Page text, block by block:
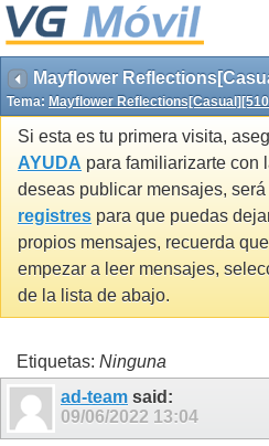
Mayflower
Tema: Mayflower
Si esta es tu primera visita,
AYUDA para familiarizarte con
deseas publicar mensajes,
registres para que puedas
propios mensajes, recuerda
empezar a leer mensajes,
de la lista de abajo.
Etiquetas: Ninguna
ad-team said:
09/06/2022 13:04